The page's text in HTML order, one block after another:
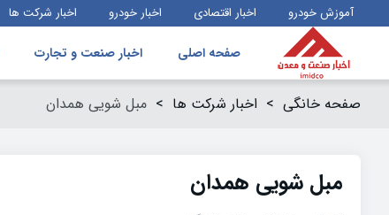
آموزش خودرو اخبار اقتصادی اخبار خودرو اخبار شرکت ها
صفحه اصلی اخبار صنعت و تجارت
صفحه خانگی > اخبار شرکت ها > مبل شویی همدان
مبل شویی همدان